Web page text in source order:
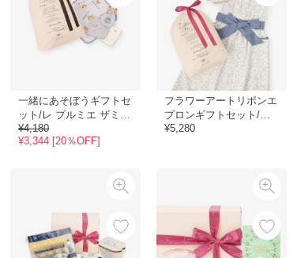
一緒にあそぼうギフトセ
ット/レ プルミエ ザミ/
オンラインストア限定
¥4,180
¥3,344 [20％OFF]
フラワーアートリボンエ
プロンギフトセット/オ
ンラインストア限定
¥5,280